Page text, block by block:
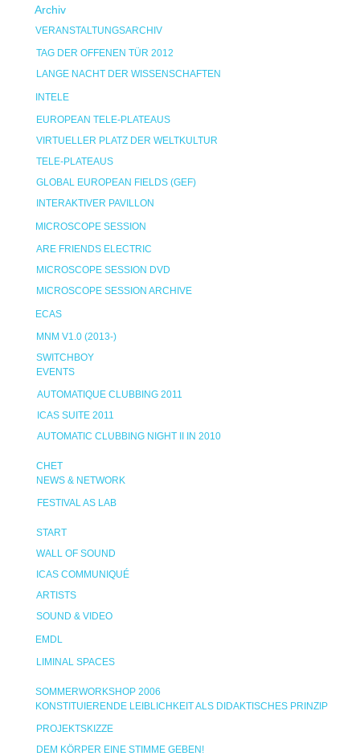
Archiv
VERANSTALTUNGSARCHIV
TAG DER OFFENEN TÜR 2012
LANGE NACHT DER WISSENSCHAFTEN
INTELE
EUROPEAN TELE-PLATEAUS
VIRTUELLER PLATZ DER WELTKULTUR
TELE-PLATEAUS
GLOBAL EUROPEAN FIELDS (GEF)
INTERAKTIVER PAVILLON
MICROSCOPE SESSION
ARE FRIENDS ELECTRIC
MICROSCOPE SESSION DVD
MICROSCOPE SESSION ARCHIVE
ECAS
MNM V1.0 (2013-)
SWITCHBOY
EVENTS
AUTOMATIQUE CLUBBING 2011
ICAS SUITE 2011
AUTOMATIC CLUBBING NIGHT II IN 2010
CHET
NEWS & NETWORK
FESTIVAL AS LAB
START
WALL OF SOUND
ICAS COMMUNIQUÉ
ARTISTS
SOUND & VIDEO
EMDL
LIMINAL SPACES
SOMMERWORKSHOP 2006
KONSTITUIERENDE LEIBLICHKEIT ALS DIDAKTISCHES PRINZIP
PROJEKTSKIZZE
DEM KÖRPER EINE STIMME GEBEN!